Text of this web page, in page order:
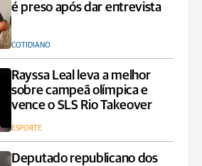
é preso após dar entrevista
COTIDIANO
Rayssa Leal leva a melhor
sobre campeã olímpica e
vence o SLS Rio Takeover
ESPORTE
Deputado republicano dos